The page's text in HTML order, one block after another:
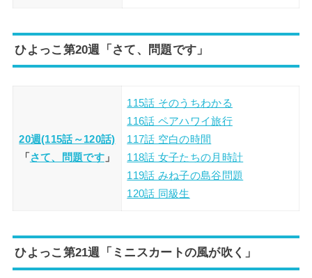
ひよっこ第20週「さて、問題です」
20週(115話～120話)
「 さて、問題です」
115話 そのうちわかる
116話 ペアハワイ旅行
117話 空白の時間
118話 女子たちの月時計
119話 みね子の島谷問題
120話 同級生
ひよっこ第21週「ミニスカートの風が吹く」